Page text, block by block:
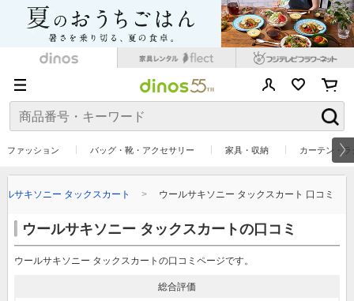
ファッション バッグ・靴・アクセサリー 家具・収納 カーテン・
ルサキソニー タックスカート ウールサキソニー タックスカート 口コミ
ウールサキソニー タックスカートの口コミ
ウールサキソニー タックスカートの口コミページです。
総合評価